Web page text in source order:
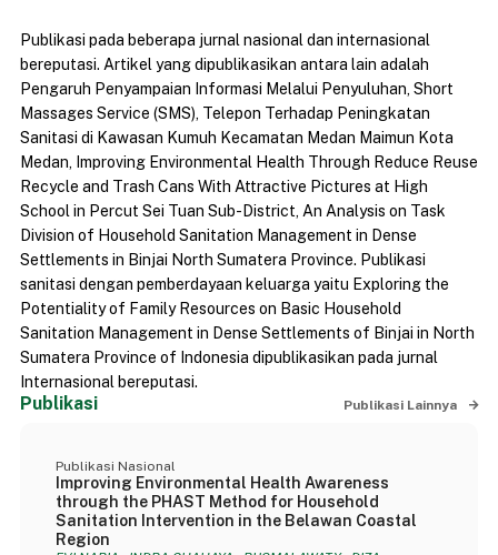
Publikasi pada beberapa jurnal nasional dan internasional
bereputasi. Artikel yang dipublikasikan antara lain adalah
Pengaruh Penyampaian Informasi Melalui Penyuluhan, Short
Massages Service (SMS), Telepon Terhadap Peningkatan
Sanitasi di Kawasan Kumuh Kecamatan Medan Maimun Kota
Medan, Improving Environmental Health Through Reduce Reuse
Recycle and Trash Cans With Attractive Pictures at High
School in Percut Sei Tuan Sub-District, An Analysis on Task
Division of Household Sanitation Management in Dense
Settlements in Binjai North Sumatera Province. Publikasi
sanitasi dengan pemberdayaan keluarga yaitu Exploring the
Potentiality of Family Resources on Basic Household
Sanitation Management in Dense Settlements of Binjai in North
Sumatera Province of Indonesia dipublikasikan pada jurnal
Internasional bereputasi.
Publikasi Publikasi Lainnya
Publikasi Nasional
Improving Environmental Health Awareness
through the PHAST Method for Household
Sanitation Intervention in the Belawan Coastal
Region